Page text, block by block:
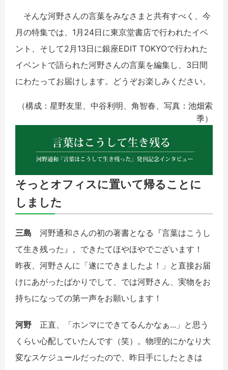
そんな河野さんの言葉をみなさまと共有すべく、今
月の特集では、1月24日に東京堂書店で行われたイベ
ント、そして2月13日に銀座EDIT TOKYOで行われた
イベントで語られた河野さんの言葉を編集し、3日間
にわたってお届けします。どうぞお楽しみください。
（構成：星野友里、中谷利明、角智春、写真：池畑索
季）
そっとオフィスに置いて帰ることに
しました
三島
河野通和さんの初の著書となる『言葉はこうし
て生き残った』。できたてほやほやでございます！
昨夜、河野さんに「遂にできましたよ！」と直接お届
けにあがったばかりでして、では河野さん、実物をお
持ちになっての第一声をお願いします！
河野
正直、「ホンマにできてるんかなぁ...」と思う
くらい心配していたんです（笑）。物理的にかなり大
変なスケジュールだったので、昨日手にしたときは